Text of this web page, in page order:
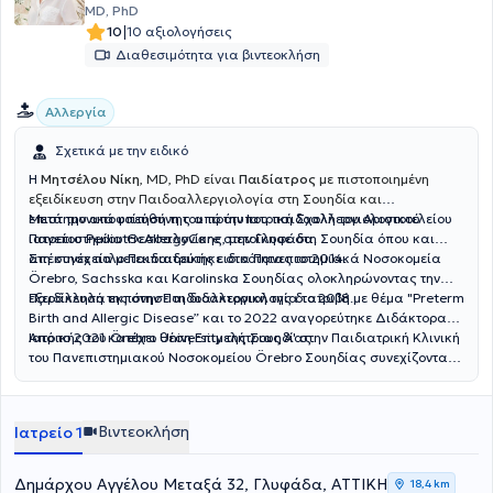
MD, PhD
10|10 αξιολογήσεις
Διαθεσιμότητα για βιντεοκλήση
Αλλεργία
Σχετικά με την ειδικό
Η Μητσέλου Νίκη, MD, PhD είναι Παιδίατρος με πιστοποιημένη
εξειδίκευση στην Παιδοαλλεργιολογία στη Σουηδία και
επιστημονικά υπεύθυνη του πρότυπου παιδοαλλεργιολογικού
ιατρείου PediatricAllergyCare στην Γλυφάδα.
Μετά την αποφοίτησή της από την Ιατρική Σχολή του Αριστοτελείου
Πανεπιστημίου Θεσσαλονίκης, μετοίκησε στη Σουηδία όπου και
απέκτησε τίτλο Παιδιατρικής ειδικότητας το 2014.
Στη συνέχεια μετεκπαιδεύτηκε στα Πανεπιστημιακά Νοσοκομεία
Örebro, Sachsska και Karolinska Σουηδίας ολοκληρώνοντας την
εξειδίκευσή της στην Παιδοαλλεργιολογία το 2018.
Παράλληλα εκπόνησε τη διδακτορική της διατριβή με θέμα "Preterm
Birth and Allergic Disease” και το 2022 αναγορεύτηκε Διδάκτορας
Ιατρικής του Örebro University της Σουηδίας.
Από το 2021 κατέχει θέση Επιμελήτριας Α' στην Παιδιατρική Κλινική
του Πανεπιστημιακού Νοσοκομείου Örebro Σουηδίας συνεχίζοντας
Ιατρείο 1 Βιντεοκλήση
Δημάρχου Αγγέλου Μεταξά 32, Γλυφάδα, ΑΤΤΙΚΗ 18,4 km